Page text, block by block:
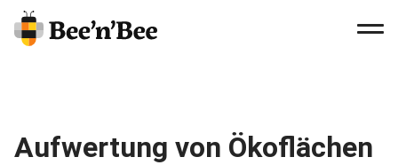
Logo
to
Aufwertung von Ökoflächen